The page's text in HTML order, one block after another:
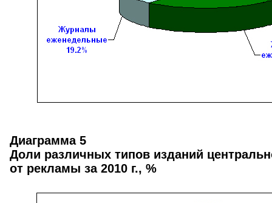
Диаграмма 5
Доли различных типов изданий
от рекламы за 2010 г., %